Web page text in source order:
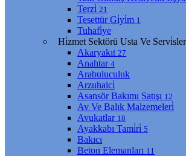
Terzi̇ 21
Tesettür Gi̇yi̇m 1
Tuhafi̇ye
Hi̇zmet Sektörü Usta Ve Servi̇sler
Akaryakıt 27
Anahtar 4
Arabuluculuk
Arzuhalci̇
Asansör Bakımı Satışı 12
Av Ve Balık Malzemeleri̇
Avukatlar 18
Ayakkabı Tami̇ri̇ 5
Bakıcı
Beton Elemanları 11